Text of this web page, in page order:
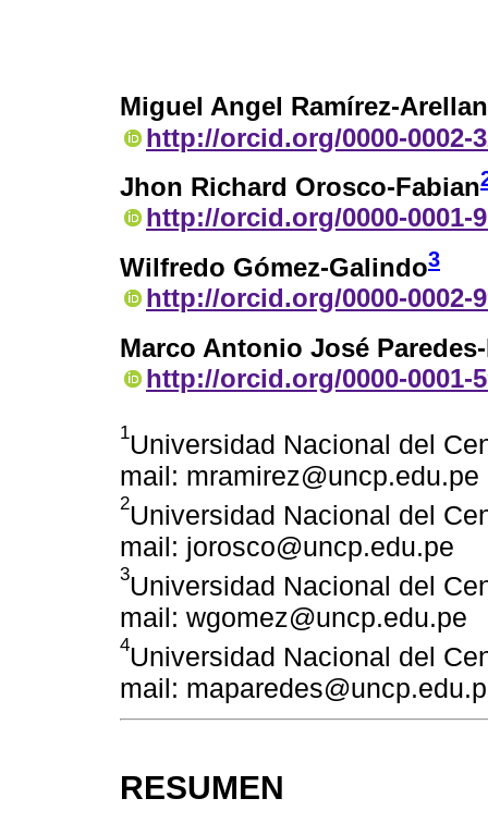
Miguel Angel Ramírez-
http://orcid.org/0000-0002-
Jhon Richard Orosco-Fabian
http://orcid.org/0000-0001-
Wilfredo Gómez-Galindo3
http://orcid.org/0000-0002-
Marco Antonio José
http://orcid.org/0000-0001-
1Universidad Nacional del
mail: mramirez@uncp.edu.pe
2Universidad Nacional del
mail: jorosco@uncp.edu.pe
3Universidad Nacional del
mail: wgomez@uncp.edu.pe
4Universidad Nacional del
mail:
RESUMEN